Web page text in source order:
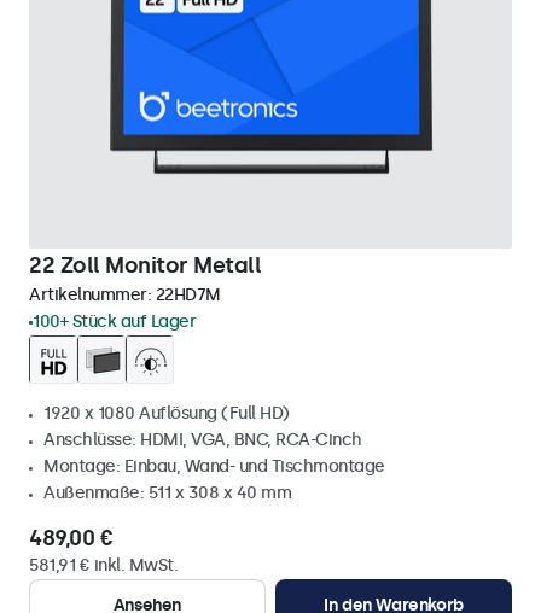
22 Zoll Monitor Metall
Artikelnummer: 22HD7M
100+ Stück auf Lager
1920 x 1080 Auflösung (Full HD)
Anschlüsse: HDMI, VGA, BNC, RCA-Cinch
Montage: Einbau, Wand- und Tischmontage
Außenmaße: 511 x 308 x 40 mm
489,00 €
581,91 € inkl. MwSt.
Ansehen
In den Warenkorb